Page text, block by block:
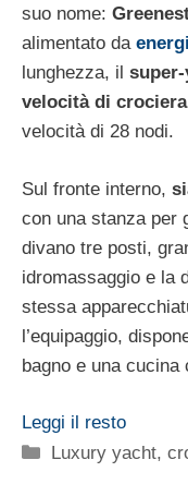
suo nome:
alimentato da
lunghezza, il
velocità di crociera
velocità di 28 nodi.
Sul fronte interno,
con una stanza per
divano tre posti,
idromassaggio e la
stessa
l’equipaggio,
bagno e una
Leggi il resto
Categorie
Luxury yacht,